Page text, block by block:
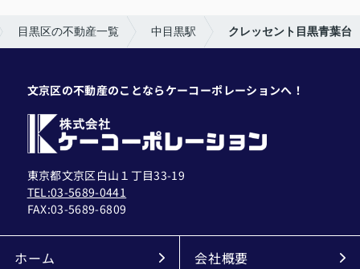
目黒区の不動産一覧 中目黒駅 クレッセント目黒青葉台
文京区の不動産のことならケーコーポレーションへ！
東京都文京区白山１丁目33-19
TEL:03-5689-0441
FAX:03-5689-6809
ホーム 会社概要